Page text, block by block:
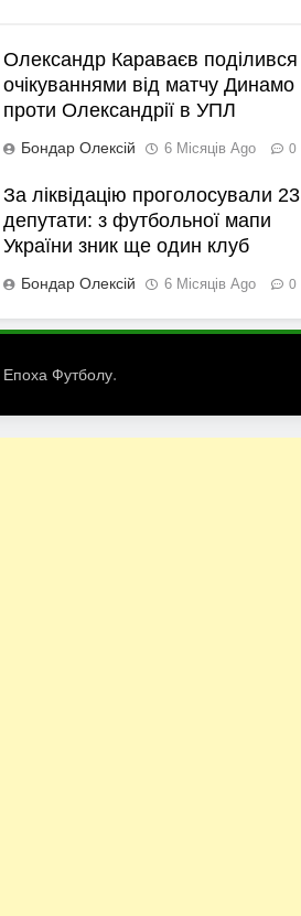
Олександр Караваєв поділився
очікуваннями від матчу Динамо
проти Олександрії в УПЛ
Бондар Олексій 6 Місяців Ago 0
За ліквідацію проголосували 23
депутати: з футбольної мапи
України зник ще один клуб
Бондар Олексій 6 Місяців Ago 0
Епоха Футболу.